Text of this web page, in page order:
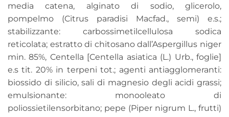
media catena, alginato di sodio, glicerolo,
pompelmo (Citrus paradisi Macfad., semi) e.s.;
stabilizzante: carbossimetilcellulosa sodica
reticolata; estratto di chitosano dall’Aspergillus niger
min. 85%, Centella [Centella asiatica (L.) Urb., foglie]
e.s tit. 20% in terpeni tot.; agenti antiagglomeranti:
biossido di silicio, sali di magnesio degli acidi grassi;
emulsionante: monooleato di
poliossietilensorbitano; pepe (Piper nigrum L., frutti)